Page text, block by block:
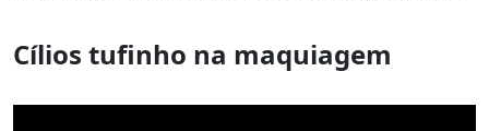
Cílios tufinho na maquiagem